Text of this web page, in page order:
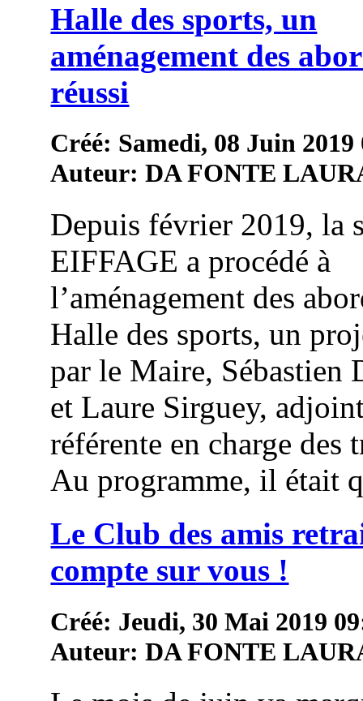
Halle des sports, un
aménagement des
réussi
Créé: Samedi, 08 Juin 2019
Auteur: DA FONTE
Depuis février 2019, la
EIFFAGE a procédé à
l’aménagement des
Halle des sports, un
par le Maire, Sébastien
et Laure Sirguey,
référente en charge des
Au programme, il était
Le Club des amis
compte sur vous !
Créé: Jeudi, 30 Mai 2019
Auteur: DA FONTE